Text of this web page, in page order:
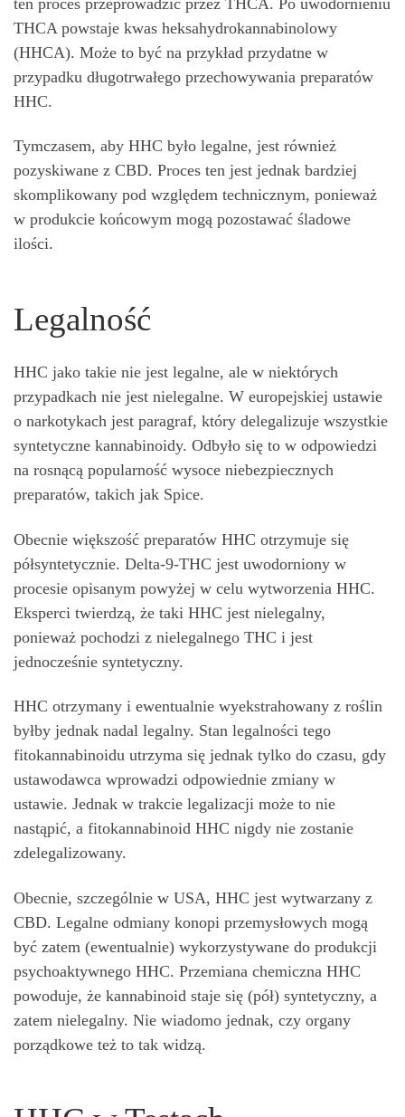
THCA powstaje kwas heksahydrokannabinolowy
(HHCA). Może to być na przykład przydatne w
przypadku długotrwałego przechowywania preparatów
HHC.
Tymczasem, aby HHC było legalne, jest również
pozyskiwane z CBD. Proces ten jest jednak bardziej
skomplikowany pod względem technicznym, ponieważ
w produkcie końcowym mogą pozostawać śladowe
ilości.
Legalność
HHC jako takie nie jest legalne, ale w niektórych
przypadkach nie jest nielegalne. W europejskiej ustawie
o narkotykach jest paragraf, który delegalizuje wszystkie
syntetyczne kannabinoidy. Odbyło się to w odpowiedzi
na rosnącą popularność wysoce niebezpiecznych
preparatów, takich jak Spice.
Obecnie większość preparatów HHC otrzymuje się
półsyntetycznie. Delta-9-THC jest uwodorniony w
procesie opisanym powyżej w celu wytworzenia HHC.
Eksperci twierdzą, że taki HHC jest nielegalny,
ponieważ pochodzi z nielegalnego THC i jest
jednocześnie syntetyczny.
HHC otrzymany i ewentualnie wyekstrahowany z roślin
byłby jednak nadal legalny. Stan legalności tego
fitokannabinoidu utrzyma się jednak tylko do czasu, gdy
ustawodawca wprowadzi odpowiednie zmiany w
ustawie. Jednak w trakcie legalizacji może to nie
nastąpić, a fitokannabinoid HHC nigdy nie zostanie
zdelegalizowany.
Obecnie, szczególnie w USA, HHC jest wytwarzany z
CBD. Legalne odmiany konopi przemysłowych mogą
być zatem (ewentualnie) wykorzystywane do produkcji
psychoaktywnego HHC. Przemiana chemiczna HHC
powoduje, że kannabinoid staje się (pół) syntetyczny, a
zatem nielegalny. Nie wiadomo jednak, czy organy
porządkowe też to tak widzą.